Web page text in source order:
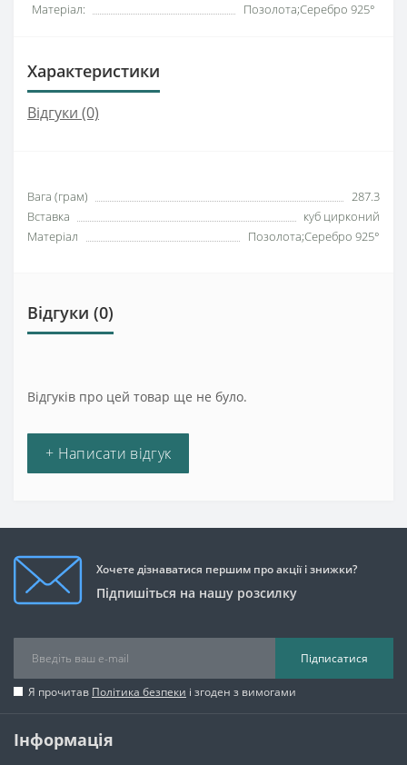
Матеріал:
Позолота;Серебро 925°
Характеристики
Відгуки (0)
Вага (грам)
287.3
Вставка
куб цирконий
Матеріал
Позолота;Серебро 925°
Відгуки (0)
Відгуків про цей товар ще не було.
+ Написати відгук
Хочете дізнаватися першим про акції і знижки?
Підпишіться на нашу розсилку
Підписатися
Я прочитав Політика безпеки і згоден з вимогами
Інформація